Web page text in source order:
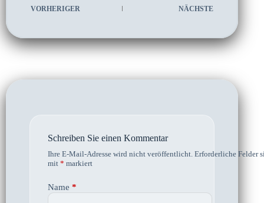
VORHERIGER NÄCHSTE
Schreiben Sie einen Kommentar
Ihre E-Mail-Adresse wird nicht veröffentlicht. Erforderliche Felder
mit * markiert
Name *